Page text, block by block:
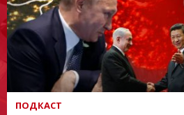
ПОДКАСТ